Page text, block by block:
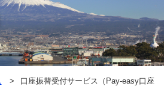
口座振替受付サービス（Pay-easy口座